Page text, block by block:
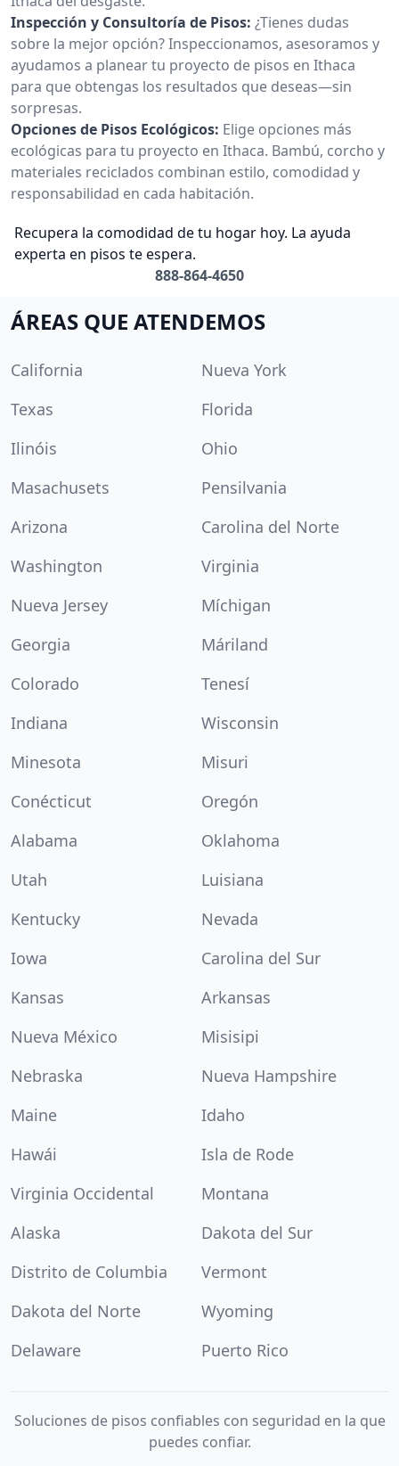
Inspección y Consultoría de Pisos: ¿Tienes dudas
sobre la mejor opción? Inspeccionamos, asesoramos y
ayudamos a planear tu proyecto de pisos en Ithaca
para que obtengas los resultados que deseas—sin
sorpresas.
Opciones de Pisos Ecológicos: Elige opciones más
ecológicas para tu proyecto en Ithaca. Bambú, corcho y
materiales reciclados combinan estilo, comodidad y
responsabilidad en cada habitación.
Recupera la comodidad de tu hogar hoy. La ayuda
experta en pisos te espera.
888-864-4650
ÁREAS QUE ATENDEMOS
California
Nueva York
Texas
Florida
Ilinóis
Ohio
Masachusets
Pensilvania
Arizona
Carolina del Norte
Washington
Virginia
Nueva Jersey
Míchigan
Georgia
Máriland
Colorado
Tenesí
Indiana
Wisconsin
Minesota
Misuri
Conécticut
Oregón
Alabama
Oklahoma
Utah
Luisiana
Kentucky
Nevada
Iowa
Carolina del Sur
Kansas
Arkansas
Nueva México
Misisipi
Nebraska
Nueva Hampshire
Maine
Idaho
Hawái
Isla de Rode
Virginia Occidental
Montana
Alaska
Dakota del Sur
Distrito de Columbia
Vermont
Dakota del Norte
Wyoming
Delaware
Puerto Rico
Soluciones de pisos confiables con seguridad en la que
puedes confiar.